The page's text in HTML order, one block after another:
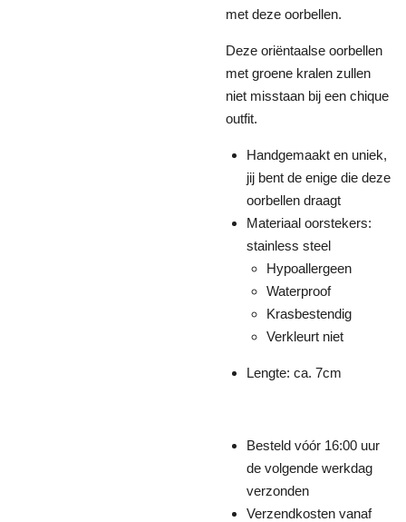
met deze oorbellen.
Deze oriëntaalse oorbellen
met groene kralen zullen
niet misstaan bij een chique
outfit.
Handgemaakt en uniek,
jij bent de enige die deze
oorbellen draagt
Materiaal oorstekers:
stainless steel
Hypoallergeen
Waterproof
Krasbestendig
Verkleurt niet
Lengte: ca. 7cm
Besteld vóór 16:00 uur
de volgende werkdag
verzonden
Verzendkosten vanaf